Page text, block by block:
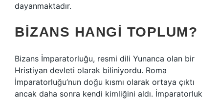
dayanmaktadır.
BIZANS HANGI TOPLUM?
Bizans İmparatorluğu, resmi dili Yunanca olan bir
Hristiyan devleti olarak biliniyordu. Roma
İmparatorluğu’nun doğu kısmı olarak ortaya çıktı
ancak daha sonra kendi kimliğini aldı. İmparatorluk